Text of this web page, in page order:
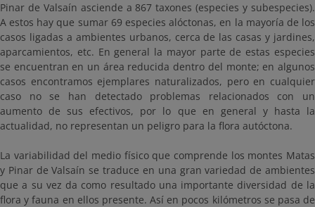
Pinar de Valsaín asciende a 867 taxones (especies y subespecies).
A estos hay que sumar 69 especies alóctonas, en la mayoría de los
casos ligadas a ambientes urbanos, cerca de las casas y jardines,
aparcamientos, etc. En general la mayor parte de estas especies
se encuentran en un área reducida dentro del monte; en algunos
casos encontramos ejemplares naturalizados, pero en cualquier
caso no se han detectado problemas relacionados con un
aumento de sus efectivos, por lo que en general y hasta la
actualidad, no representan un peligro para la flora autóctona.
La variabilidad del medio físico que comprende los montes Matas
y Pinar de Valsaín se traduce en una gran variedad de ambientes
que a su vez da como resultado una importante diversidad de la
flora y fauna en ellos presente. Así en pocos kilómetros se pasa de